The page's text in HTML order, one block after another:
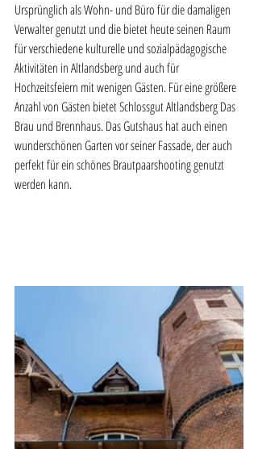
Ursprünglich als Wohn- und Büro für die damaligen
Verwalter genutzt und die bietet heute seinen Raum
für verschiedene kulturelle und sozialpädagogische
Aktivitäten in Altlandsberg und auch für
Hochzeitsfeiern mit wenigen Gästen. Für eine größere
Anzahl von Gästen bietet Schlossgut Altlandsberg Das
Brau und Brennhaus. Das Gutshaus hat auch einen
wunderschönen Garten vor seiner Fassade, der auch
perfekt für ein schönes Brautpaarshooting genutzt
werden kann.